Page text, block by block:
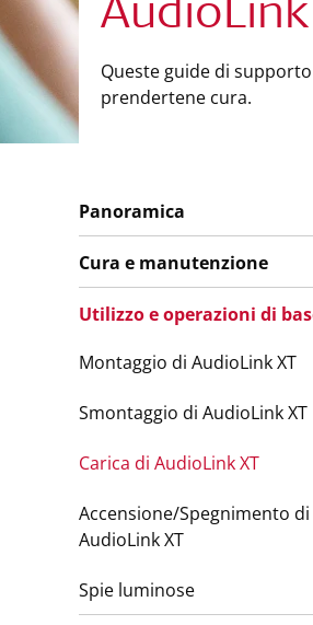
AudioLink
Queste guide di
prendertene cura.
Panoramica
Cura e manutenzione
Utilizzo e operazioni di
Montaggio di AudioLink XT
Smontaggio di AudioLink XT
Carica di AudioLink XT
Accensione/Spegnimento di
AudioLink XT
Spie luminose